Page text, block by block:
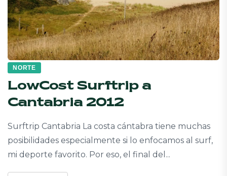
NORTE
LowCost Surftrip a
Cantabria 2012
Surftrip Cantabria La costa cántabra tiene muchas
posibilidades especialmente si lo enfocamos al surf,
mi deporte favorito. Por eso, el final del...